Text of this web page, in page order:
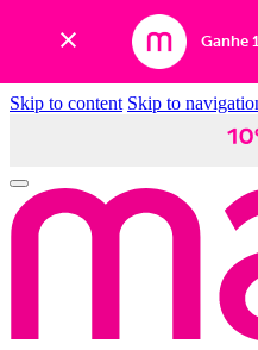
Ganhe
Skip to content Skip to